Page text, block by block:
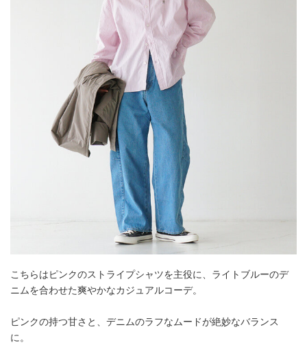
こちらはピンクのストライプシャツを主役に、ライトブルーのデ
ニムを合わせた爽やかなカジュアルコーデ。
ピンクの持つ甘さと、デニムのラフなムードが絶妙なバランス
に。